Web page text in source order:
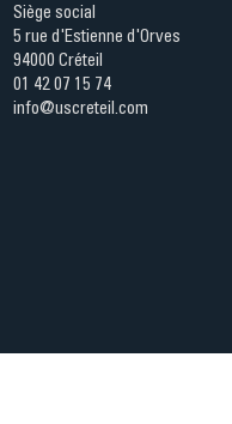
Siège social
5 rue d'Estienne d'Orves
94000 Créteil
01 42 07 15 74
info@uscreteil.com